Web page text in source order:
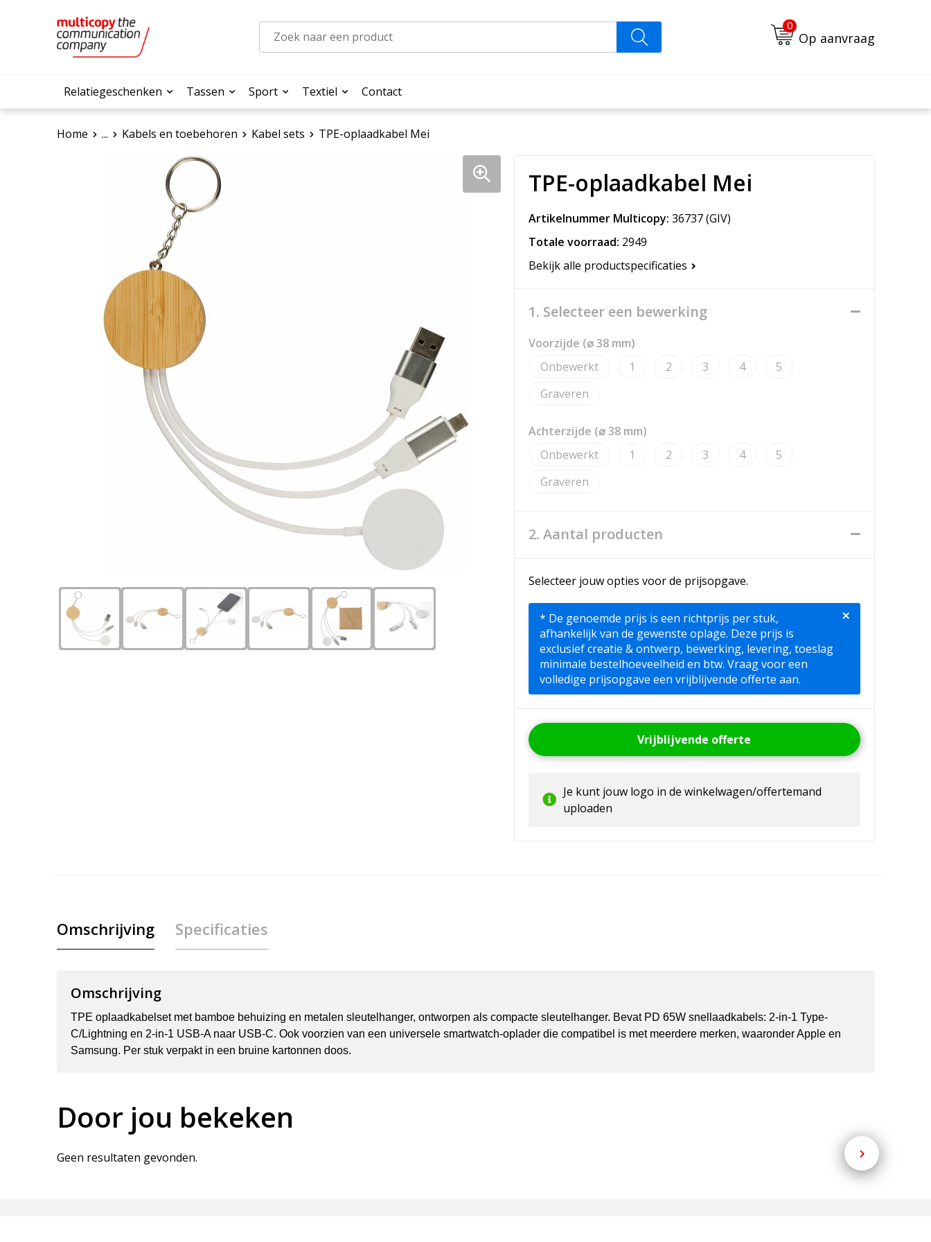
0
Op aanvraag
Relatiegeschenken Tassen Sport Textiel Contact
Home ... Kabels en toebehoren Kabel sets TPE-oplaadkabel Mei
TPE-oplaadkabel Mei
Artikelnummer Multicopy: 36737(GIV)
Totale voorraad: 2949
Bekijk alle productspecificaties
1. Selecteer een bewerking
Voorzijde (⌀ 38 mm)
Onbewerkt
1 2 3 4
5
Graveren
Achterzijde (⌀ 38 mm)
Onbewerkt
1 2 3 4
5
Graveren
2. Aantal producten
Selecteer jouw opties voor de prijsopgave.
* De genoemde prijs is een richtprijs per stuk,
afhankelijk van de gewenste oplage. Deze prijs is
exclusief creatie & ontwerp, bewerking, levering, toeslag
minimale bestelhoeveelheid en btw. Vraag voor een
volledige prijsopgave een vrijblijvende offerte aan.
×
Vrijblijvende offerte
Je kunt jouw logo in de winkelwagen/offertemand
uploaden
Omschrijving Specificaties
Omschrijving
TPE oplaadkabelset met bamboe behuizing en metalen sleutelhanger, ontworpen als compacte sleutelhanger. Bevat PD 65W snellaadkabels: 2-in-1 Type-
C/Lightning en 2-in-1 USB-A naar USB-C. Ook voorzien van een universele smartwatch-oplader die compatibel is met meerdere merken, waaronder Apple en
Samsung. Per stuk verpakt in een bruine kartonnen doos.
Door jou bekeken
Geen resultaten gevonden.